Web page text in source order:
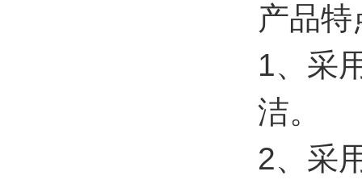
产品特
1、采
洁。
2、采